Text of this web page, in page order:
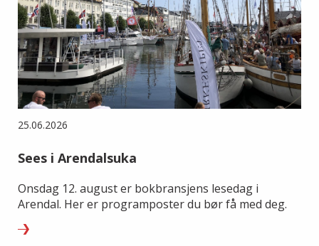
25.06.2026
Sees i Arendalsuka
Onsdag 12. august er bokbransjens lesedag i
Arendal. Her er programposter du bør få med deg.